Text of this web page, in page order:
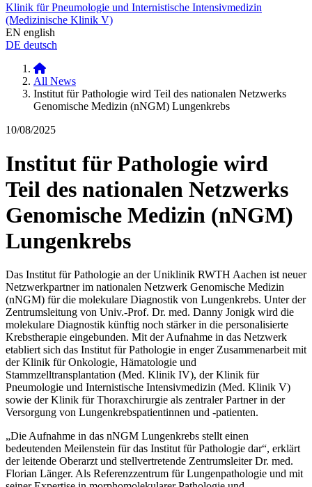
Klinik für Pneumologie und Internistische Intensivmedizin
(Medizinische Klinik V)
EN english
DE deutsch
Klinik für Pneumologie und Internistische Intensivmedizin
All News
Institut für Pathologie wird Teil des nationalen Netzwerks
Genomische Medizin (nNGM) Lungenkrebs
10/08/2025
Institut für Pathologie wird
Teil des nationalen Netzwerks
Genomische Medizin (nNGM)
Lungenkrebs
Das Institut für Pathologie an der Uniklinik RWTH Aachen ist neuer
Netzwerkpartner im nationalen Netzwerk Genomische Medizin
(nNGM) für die molekulare Diagnostik von Lungenkrebs. Unter der
Zentrumsleitung von Univ.-Prof. Dr. med. Danny Jonigk wird die
molekulare Diagnostik künftig noch stärker in die personalisierte
Krebstherapie eingebunden. Mit der Aufnahme in das Netzwerk
etabliert sich das Institut für Pathologie in enger Zusammenarbeit mit
der Klinik für Onkologie, Hämatologie und
Stammzelltransplantation (Med. Klinik IV), der Klinik für
Pneumologie und Internistische Intensivmedizin (Med. Klinik V)
sowie der Klinik für Thoraxchirurgie als zentraler Partner in der
Versorgung von Lungenkrebspatientinnen und -patienten.
„Die Aufnahme in das nNGM Lungenkrebs stellt einen
bedeutenden Meilenstein für das Institut für Pathologie dar“, erklärt
der leitende Oberarzt und stellvertretende Zentrumsleiter Dr. med.
Florian Länger. Als Referenzzentrum für Lungenpathologie und mit